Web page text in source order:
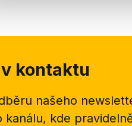
kontaktu
našeho
kanálu, kde